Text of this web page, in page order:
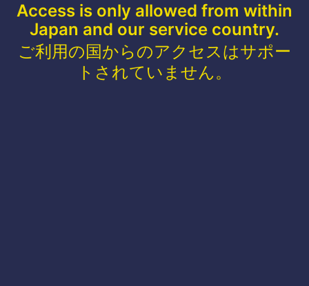
Access is only allowed from within
Japan and our service country.
ご利用の国からのアクセスはサポー
トされていません。